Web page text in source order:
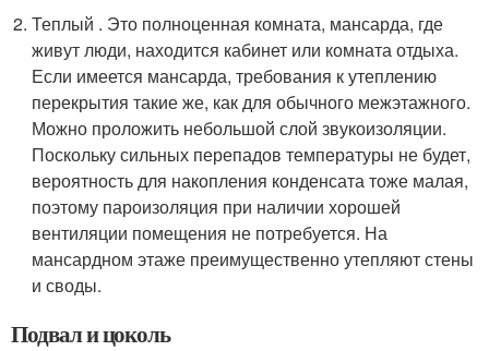
Теплый . Это полноценная комната, мансарда, где
живут люди, находится кабинет или комната отдыха.
Если имеется мансарда, требования к утеплению
перекрытия такие же, как для обычного межэтажного.
Можно проложить небольшой слой звукоизоляции.
Поскольку сильных перепадов температуры не будет,
вероятность для накопления конденсата тоже малая,
поэтому пароизоляция при наличии хорошей
вентиляции помещения не потребуется. На
мансардном этаже преимущественно утепляют стены
и своды.
Подвал и цоколь